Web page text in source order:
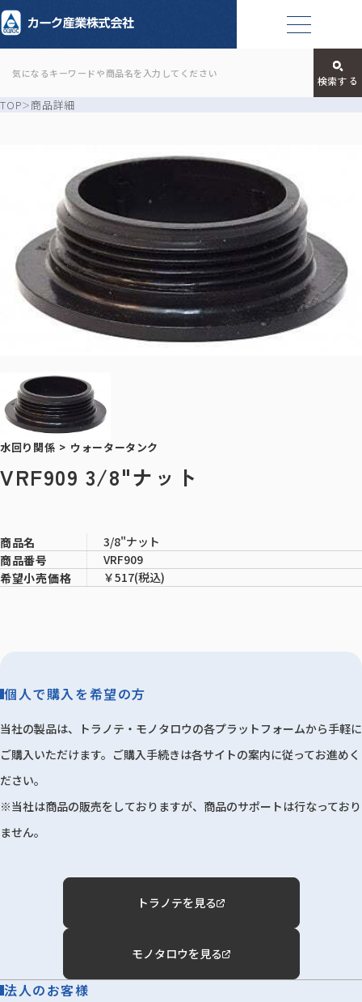
TOP 商品詳細
水回り関係 > ウォータータンク
VRF909 3/8"ナット
商品名
3/8"ナット
商品番号
VRF909
希望小売価格
￥517(税込)
個人で購入を希望の方
当社の製品は、トラノテ・モノタロウの各プラットフォームから手軽に
ご購入いただけます。ご購入手続きは各サイトの案内に従ってお進めく
ださい。
※当社は商品の販売をしておりますが、商品のサポートは行なっており
ません。
トラノテを見る
モノタロウを見る
法人のお客様